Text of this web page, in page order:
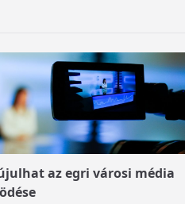
az egri városi média